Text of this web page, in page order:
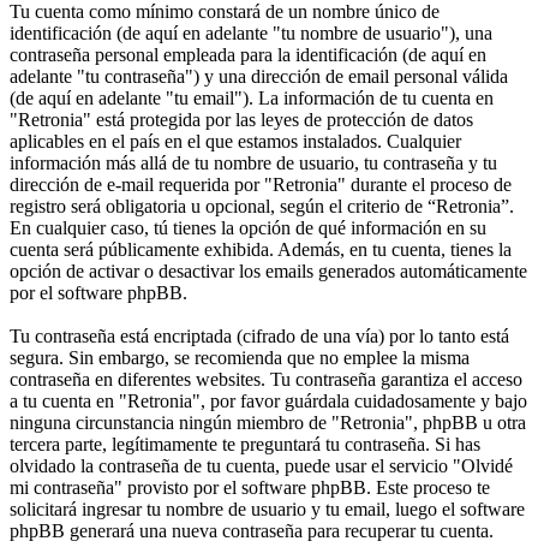
Tu cuenta como mínimo constará de un nombre único de
identificación (de aquí en adelante "tu nombre de usuario"), una
contraseña personal empleada para la identificación (de aquí en
adelante "tu contraseña") y una dirección de email personal válida
(de aquí en adelante "tu email"). La información de tu cuenta en
"Retronia" está protegida por las leyes de protección de datos
aplicables en el país en el que estamos instalados. Cualquier
información más allá de tu nombre de usuario, tu contraseña y tu
dirección de e-mail requerida por "Retronia" durante el proceso de
registro será obligatoria u opcional, según el criterio de “Retronia”.
En cualquier caso, tú tienes la opción de qué información en su
cuenta será públicamente exhibida. Además, en tu cuenta, tienes la
opción de activar o desactivar los emails generados automáticamente
por el software phpBB.
Tu contraseña está encriptada (cifrado de una vía) por lo tanto está
segura. Sin embargo, se recomienda que no emplee la misma
contraseña en diferentes websites. Tu contraseña garantiza el acceso
a tu cuenta en "Retronia", por favor guárdala cuidadosamente y bajo
ninguna circunstancia ningún miembro de "Retronia", phpBB u otra
tercera parte, legítimamente te preguntará tu contraseña. Si has
olvidado la contraseña de tu cuenta, puede usar el servicio "Olvidé
mi contraseña" provisto por el software phpBB. Este proceso te
solicitará ingresar tu nombre de usuario y tu email, luego el software
phpBB generará una nueva contraseña para recuperar tu cuenta.